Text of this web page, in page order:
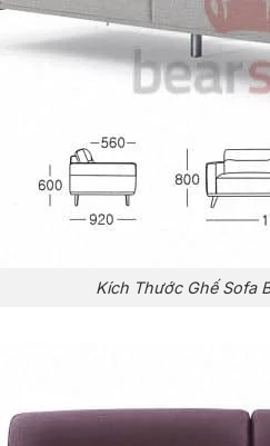
Kích Thước Ghế Sofa